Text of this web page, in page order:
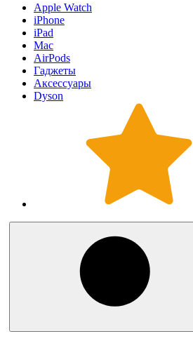
Apple Watch
iPhone
iPad
Mac
AirPods
Гаджеты
Аксессуары
Dyson